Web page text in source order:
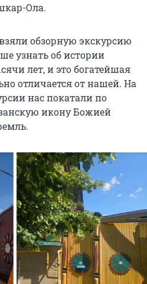
Ола.
обзорную экскурсию
узнать об истории
лет, и это богатейшая
отличается от нашей. На
нас покатали по
икону Божией